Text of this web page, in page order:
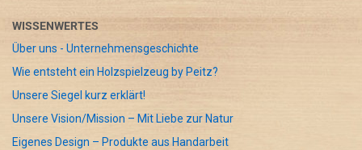
WISSENWERTES
Über uns - Unternehmensgeschichte
Wie entsteht ein Holzspielzeug by Peitz?
Unsere Siegel kurz erklärt!
Unsere Vision/Mission – Mit Liebe zur Natur
Eigenes Design – Produkte aus Handarbeit